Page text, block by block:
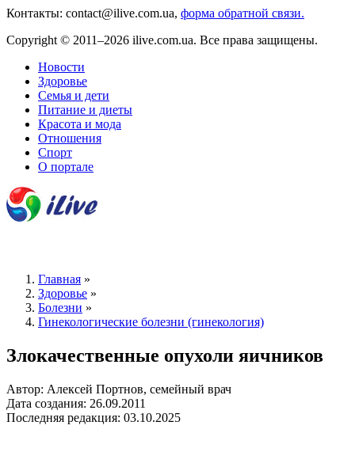
Контакты: contact@ilive.com.ua, форма обратной связи.
Copyright © 2011–2026 ilive.com.ua. Все права защищены.
Новости
Здоровье
Семья и дети
Питание и диеты
Красота и мода
Отношения
Спорт
О портале
Главная »
Здоровье »
Болезни »
Гинекологические болезни (гинекология)
Злокачественные опухоли яичников
Автор: Алексей Портнов, семейный врач
Дата создания: 26.09.2011
Последняя редакция: 03.10.2025